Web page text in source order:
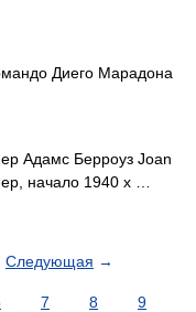
Диего Марадона
Адамс Берроуз Joan
начало 1940 х …
Следующая →
7 8
9